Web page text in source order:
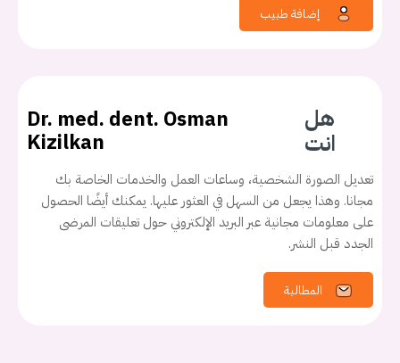
هل
انت
Dr. med. dent. Osman
Kizilkan
تعديل الصورة الشخصية، وساعات العمل والخدمات الخاصة بك
مجانا. وهذا يجعل من السهل في العثور عليها. يمكنك أيضًا الحصول
على معلومات مجانية عبر البريد الإلكتروني حول تعليقات المرضى
الجدد قبل النشر.
المطالبة